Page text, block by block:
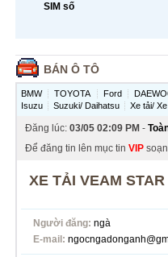
SIM số
BÁN Ô TÔ
BMW TOYOTA Ford
Isuzu
Suzuki/ Daihatsu Xe tải/
Đăng lúc: 03/05 02:09 PM -
Để đăng tin lên mục tin VIP
XE TẢI VEAM STAR
Người đăng: ngà
E-mail: